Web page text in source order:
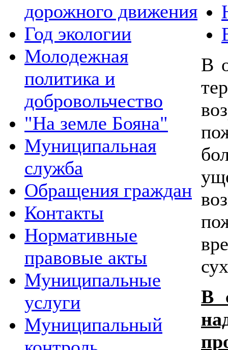
дорожного движения
Год экологии
Молодежная
политика и
добровольчество
"На земле Бояна"
Муниципальная
служба
Обращения граждан
Контакты
Нормативные
правовые акты
Муниципальные
услуги
Муниципальный
В
В